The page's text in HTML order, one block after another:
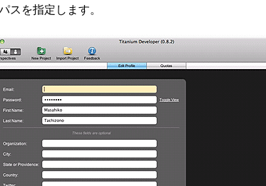
スを指定します。